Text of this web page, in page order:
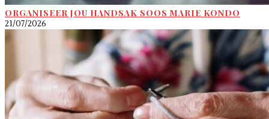
ORGANISEER JOU HANDSAK SOOS MARIE KONDO
21/07/2026